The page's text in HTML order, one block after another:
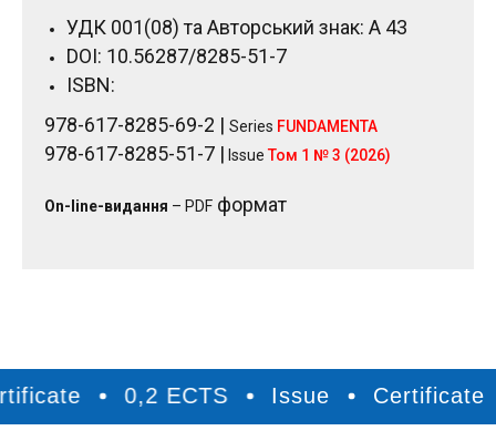
УДК 001(08) та Авторський знак: А 43
DOI: 10.56287/8285-51-7
ISBN:
978-617-8285-69-2 | Series FUNDAMENTA
978-617-8285-51-7 | Issue Том 1 № 3 (2026)
On-line-видання – PDF формат
0,2 ECTS Issue Certificate